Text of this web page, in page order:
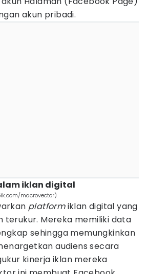
akun pribadi.
iklan digital
macrovector)
platformiklan digital yang
terukur. Mereka memiliki data
sehingga memungkinkan
audiens secara
kinerja iklan mereka